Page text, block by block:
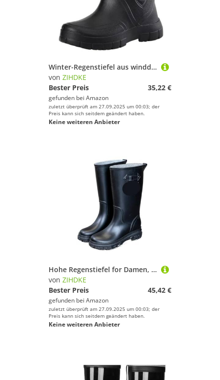
Winter-Regenstiefel aus winddichter Baumwolle for Herren, warm, leicht, Knöchel-Regenstiefel, for Reinschlüpfen, Regenschuhe for, wasserdicht, Arbeitsstiefel Für Industrie Handwerk(39)
von ZIHDKE
Bester Preis
35,22 €
gefunden bei Amazon
zuletzt überprüft am 27.09.2025 um 00:03; der
Preis kann sich seitdem geändert haben.
Keine weiteren Anbieter
Hohe Regenstiefel for Damen, wasserdicht, for Arbeit und Garten, Galoschen, Regenschuhe for, Outdoor, Angeln, Wasserstiefel, Gummistiefel Für Industrie Handwerk(Black,41)
von ZIHDKE
Bester Preis
45,42 €
gefunden bei Amazon
zuletzt überprüft am 27.09.2025 um 00:03; der
Preis kann sich seitdem geändert haben.
Keine weiteren Anbieter